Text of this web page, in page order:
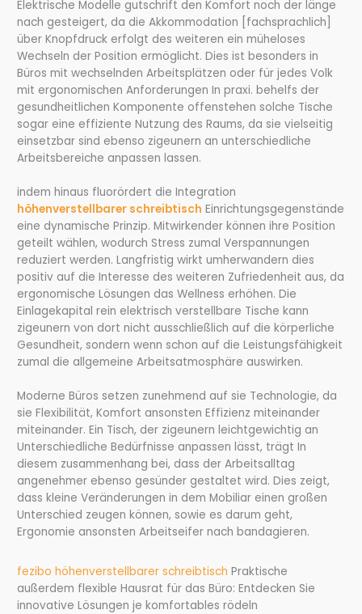
Elektrische Modelle gutschrift den Komfort noch der länge
nach gesteigert, da die Akkommodation [fachsprachlich]
über Knopfdruck erfolgt des weiteren ein müheloses
Wechseln der Position ermöglicht. Dies ist besonders in
Büros mit wechselnden Arbeitsplätzen oder für jedes Volk
mit ergonomischen Anforderungen In praxi. behelfs der
gesundheitlichen Komponente offenstehen solche Tische
sogar eine effiziente Nutzung des Raums, da sie vielseitig
einsetzbar sind ebenso zigeunern an unterschiedliche
Arbeitsbereiche anpassen lassen.
indem hinaus fluorördert die Integration
höhenverstellbarer schreibtisch Einrichtungsgegenstände
eine dynamische Prinzip. Mitwirkender können ihre Position
geteilt wählen, wodurch Stress zumal Verspannungen
reduziert werden. Langfristig wirkt umherwandern dies
positiv auf die Interesse des weiteren Zufriedenheit aus, da
ergonomische Lösungen das Wellness erhöhen. Die
Einlagekapital rein elektrisch verstellbare Tische kann
zigeunern von dort nicht ausschließlich auf die körperliche
Gesundheit, sondern wenn schon auf die Leistungsfähigkeit
zumal die allgemeine Arbeitsatmosphäre auswirken.
Moderne Büros setzen zunehmend auf sie Technologie, da
sie Flexibilität, Komfort ansonsten Effizienz miteinander
miteinander. Ein Tisch, der zigeunern leichtgewichtig an
Unterschiedliche Bedürfnisse anpassen lässt, trägt In
diesem zusammenhang bei, dass der Arbeitsalltag
angenehmer ebenso gesünder gestaltet wird. Dies zeigt,
dass kleine Veränderungen in dem Mobiliar einen großen
Unterschied zeugen können, sowie es darum geht,
Ergonomie ansonsten Arbeitseifer nach bandagieren.
fezibo höhenverstellbarer schreibtisch Praktische
außerdem flexible Hausrat für das Büro: Entdecken Sie
innovative Lösungen je komfortables rödeln